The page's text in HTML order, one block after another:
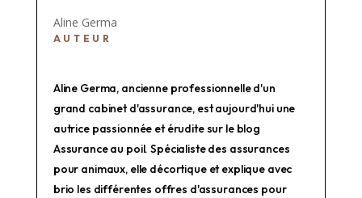
Aline Germa
AUTEUR
Aline Germa, ancienne professionnelle d'un
grand cabinet d'assurance, est aujourd'hui une
autrice passionnée et érudite sur le blog
Assurance au poil. Spécialiste des assurances
pour animaux, elle décortique et explique avec
brio les différentes offres d'assurances pour